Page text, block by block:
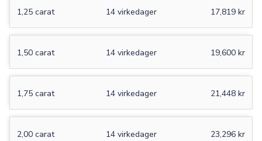
1,25 carat 17,819 kr
14 virkedager
1,50 carat 19,600 kr
14 virkedager
1,75 carat 21,448 kr
14 virkedager
2,00 carat 23,296 kr
14 virkedager